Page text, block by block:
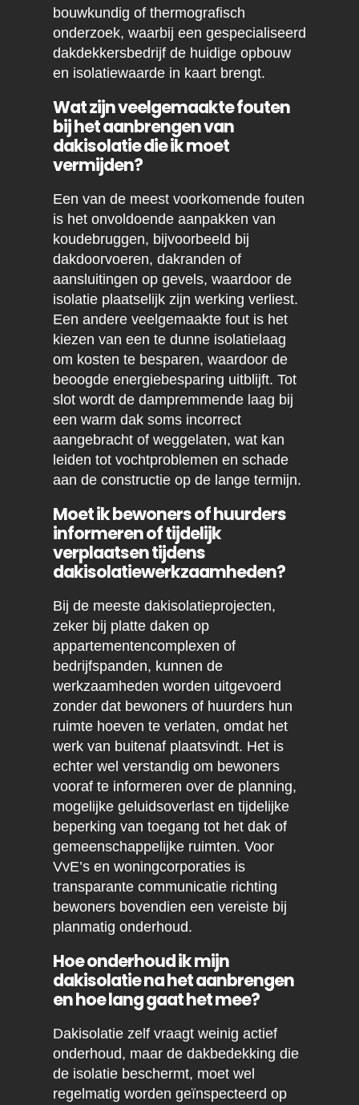
bouwkundig of thermografisch
onderzoek, waarbij een gespecialiseerd
dakdekkersbedrijf de huidige opbouw
en isolatiewaarde in kaart brengt.
Wat zijn veelgemaakte fouten
bij het aanbrengen van
dakisolatie die ik moet
vermijden?
Een van de meest voorkomende fouten
is het onvoldoende aanpakken van
koudebruggen, bijvoorbeeld bij
dakdoorvoeren, dakranden of
aansluitingen op gevels, waardoor de
isolatie plaatselijk zijn werking verliest.
Een andere veelgemaakte fout is het
kiezen van een te dunne isolatielaag
om kosten te besparen, waardoor de
beoogde energiebesparing uitblijft. Tot
slot wordt de dampremmende laag bij
een warm dak soms incorrect
aangebracht of weggelaten, wat kan
leiden tot vochtproblemen en schade
aan de constructie op de lange termijn.
Moet ik bewoners of huurders
informeren of tijdelijk
verplaatsen tijdens
dakisolatiewerkzaamheden?
Bij de meeste dakisolatieprojecten,
zeker bij platte daken op
appartementencomplexen of
bedrijfspanden, kunnen de
werkzaamheden worden uitgevoerd
zonder dat bewoners of huurders hun
ruimte hoeven te verlaten, omdat het
werk van buitenaf plaatsvindt. Het is
echter wel verstandig om bewoners
vooraf te informeren over de planning,
mogelijke geluidsoverlast en tijdelijke
beperking van toegang tot het dak of
gemeenschappelijke ruimten. Voor
VvE’s en woningcorporaties is
transparante communicatie richting
bewoners bovendien een vereiste bij
planmatig onderhoud.
Hoe onderhoud ik mijn
dakisolatie na het aanbrengen
en hoe lang gaat het mee?
Dakisolatie zelf vraagt weinig actief
onderhoud, maar de dakbedekking die
de isolatie beschermt, moet wel
regelmatig worden geïnspecteerd op